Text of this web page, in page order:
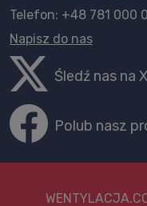
Telefon: +48 781 000
Napisz do nas
Śledź nas na X
Polub nasz